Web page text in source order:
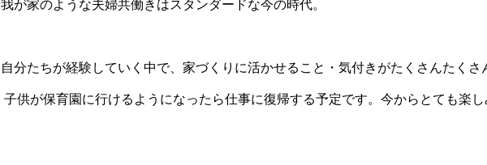
我が家のような夫婦共働きはスタンダードな今の時代。
自分たちが経験していく中で、家づくりに活かせること・気付きがたくさんたくさ
子供が保育園に行けるようになったら仕事に復帰する予定です。今からとて